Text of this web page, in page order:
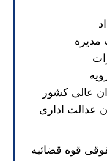
عالی کشور
عدالت اداری
قوه قضائیه